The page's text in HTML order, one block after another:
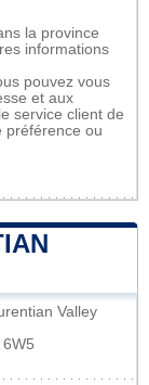
la province
informations
pouvez vous
et aux
service client de
préférence ou
Valley